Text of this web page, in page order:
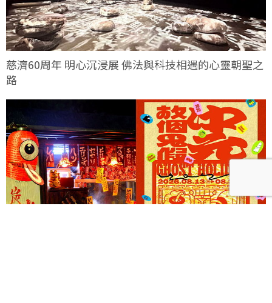
慈濟60周年 明心沉浸展 佛法與科技相遇的心靈朝聖之
路